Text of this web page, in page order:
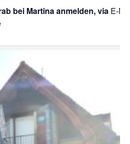
bei Martina anmelden, via E-